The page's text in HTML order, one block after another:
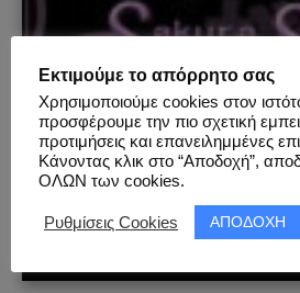
Εκτιμούμε το απόρρητο σας
Χρησιμοποιούμε cookies στον
προσφέρουμε την πιο σχετική
προτιμήσεις και επανειλημμένες
Κάνοντας κλικ στο “Αποδοχή”,
ΟΛΩΝ των cookies.
Ρυθμίσεις Cookies ΑΠΟΔΟΧΗ